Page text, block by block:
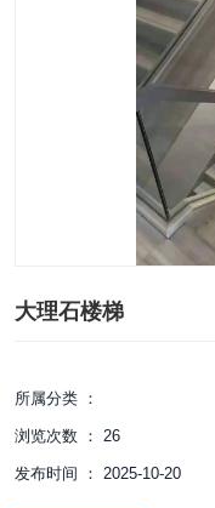
大理石楼梯
所属分类 ：
浏览次数 ： 26
发布时间 ： 2025-10-20